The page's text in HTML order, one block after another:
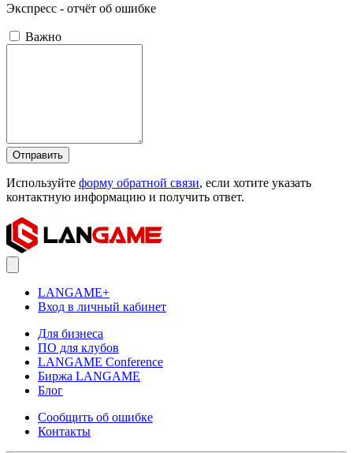
Экспресс - отчёт об ошибке
Важно
Отправить
Используйте форму обратной связи, если хотите указать
контактную информацию и получить ответ.
LANGAME+
Вход в личный кабинет
Для бизнеса
ПО для клубов
LANGAME Conference
Биржа LANGAME
Блог
Сообщить об ошибке
Контакты